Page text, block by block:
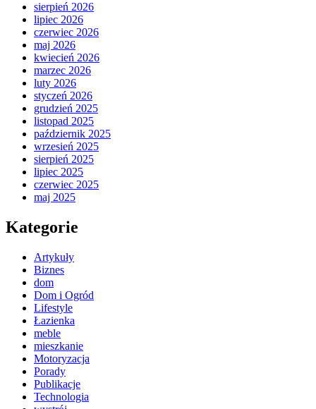
sierpień 2026
lipiec 2026
czerwiec 2026
maj 2026
kwiecień 2026
marzec 2026
luty 2026
styczeń 2026
grudzień 2025
listopad 2025
październik 2025
wrzesień 2025
sierpień 2025
lipiec 2025
czerwiec 2025
maj 2025
Kategorie
Artykuły
Biznes
dom
Dom i Ogród
Lifestyle
Łazienka
meble
mieszkanie
Motoryzacja
Porady
Publikacje
Technologia